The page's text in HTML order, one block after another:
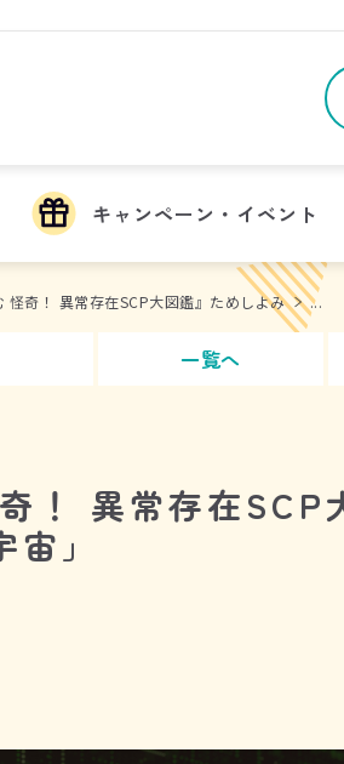
キャンペーン・イベント
怪奇！ 異常存在SCP大図鑑』ためしよみ ...
一覧へ
！ 異常存在
」